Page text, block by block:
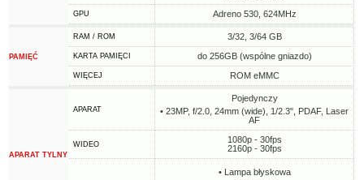
GPU Adreno 530, 624MHz
PAMIĘĆ
RAM / ROM 3/32, 3/64 GB
KARTA PAMIĘCI do 256GB (wspólne gniazdo)
WIĘCEJ ROM eMMC
APARAT TYLNY
APARAT
Pojedynczy
• 23MP, f/2.0, 24mm (wide), 1/2.3", PDAF, Laser
AF
WIDEO
1080p - 30fps
2160p - 30fps
• Lampa błyskowa